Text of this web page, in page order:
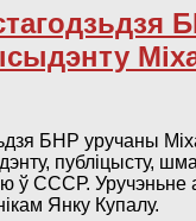
БНР уручаны
публіцысту,
ў СССР. Уручэньне
Янку Купалу.